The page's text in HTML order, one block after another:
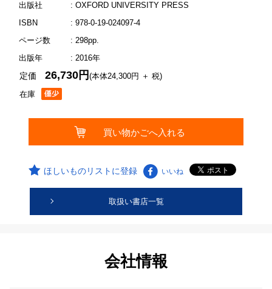
出版社
: OXFORD UNIVERSITY PRESS
ISBN
: 978-0-19-024097-4
ページ数
: 298pp.
出版年
: 2016年
在庫
定価26,730円(本体24,300円 ＋ 税)
ほしいものリストに登録 いいね
取扱い書店一覧
会社情報